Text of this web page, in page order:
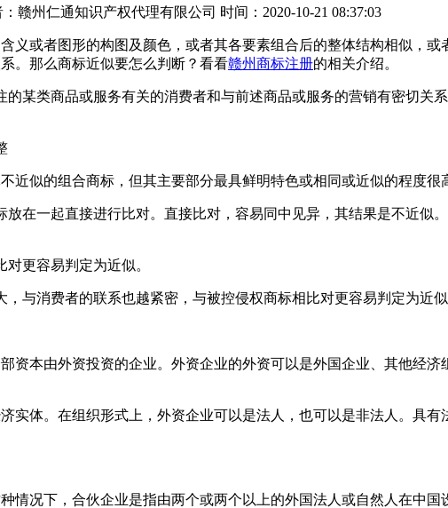
赣州仁通知识产权代理有限公司 时间：2020-10-21 08:37:03
义或者图形的构图及颜色，或者其各要素组合后的整体结构相似，
。那么商标近似要怎么判断？看看赣州商标注册的相关介绍。
某类商品或服务有关的消费者和与前述商品或服务的营销有密切关
似的组合商标，但其主要部分最具鲜明特色或相同或近似的程度很
在一起直接进行比对。直接比对，容易同中见异，其结果是不近似
更容易判定为近似。
，与消费者的联系也越紧密，与被控侵权商标相比对更容易判定为
资本由外资投资的企业。外资企业的外资可以是外国企业、其他经
实体。在组织形式上，外资企业可以是法人，也可以是非法人。具
情况下，合伙企业是指由两个或两个以上的外国法人或自然人在中